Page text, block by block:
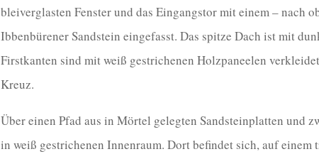
bleiverglasten Fenster und das Eingangstor mit einem – nach
Ibbenbürener Sandstein eingefasst. Das spitze Dach ist mit
Firstkanten sind mit weiß gestrichenen Holzpaneelen
Kreuz.
Über einen Pfad aus in Mörtel gelegten Sandsteinplatten und
in weiß gestrichenen Innenraum. Dort befindet sich, auf